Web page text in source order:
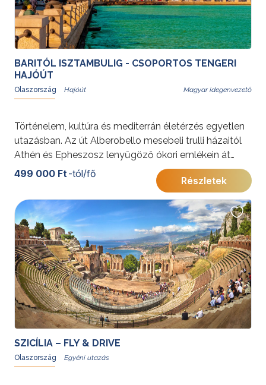
BARITÓL ISZTAMBULIG - CSOPORTOS TENGERI
HAJÓÚT
Olaszország Magyar idegenvezető
Történelem, kultúra és mediterrán életérzés egyetlen
utazásban. Az út Alberobello mesebeli trulli házaitól
Athén és Epheszosz lenyűgöző ókori emlékein át
egészen Isztambul különleges, két kontinens
találkozásánál fekvő világáig kalauzolja az utazókat.
Mindezt az MSC Orchestra fedélzetének kényelme
teszi még teljesebbé.
499 000 Ft-tól/fő
Részletek
SZICÍLIA – FLY & DRIVE
Olaszország